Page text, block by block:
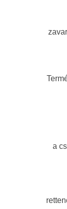
a